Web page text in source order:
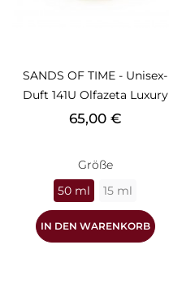
SANDS OF TIME - Unisex-
Duft 141U Olfazeta Luxury
Preis
65,00 €
Größe
50 ml
15 ml
IN DEN WARENKORB